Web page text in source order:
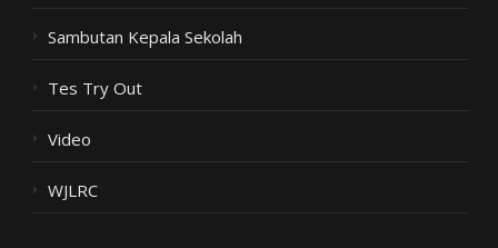
Sambutan Kepala Sekolah
Tes Try Out
Video
WJLRC